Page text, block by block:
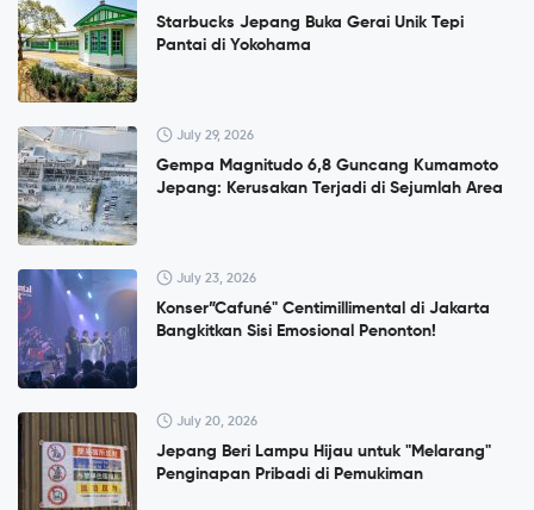
Starbucks Jepang Buka Gerai Unik Tepi
Pantai di Yokohama
July 29, 2026
Gempa Magnitudo 6,8 Guncang Kumamoto
Jepang: Kerusakan Terjadi di Sejumlah Area
July 23, 2026
Konser”Cafuné" Centimillimental di Jakarta
Bangkitkan Sisi Emosional Penonton!
July 20, 2026
Jepang Beri Lampu Hijau untuk "Melarang"
Penginapan Pribadi di Pemukiman